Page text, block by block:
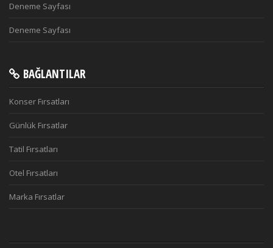
Deneme Sayfası
Deneme Sayfası
BAĞLANTILAR
Konser Fırsatları
Günlük Fırsatlar
Tatil Fırsatları
Otel Fırsatları
Marka Fırsatlar